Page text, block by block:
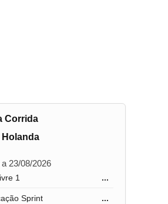
Corrida
Holanda
23/08/2026
1 ...
Sprint ...